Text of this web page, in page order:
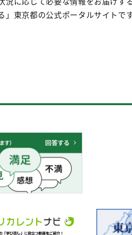
東京都の公式ポータルサイトです